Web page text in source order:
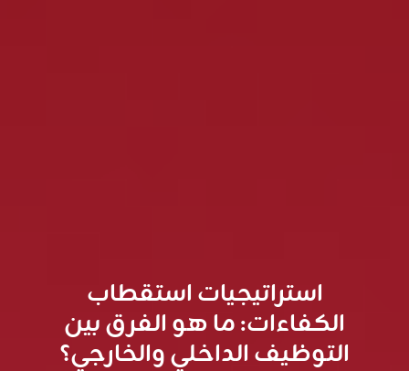
استراتيجيات استقطاب
الكفاءات: ما هو الفرق بين
التوظيف الداخلي والخارجي؟